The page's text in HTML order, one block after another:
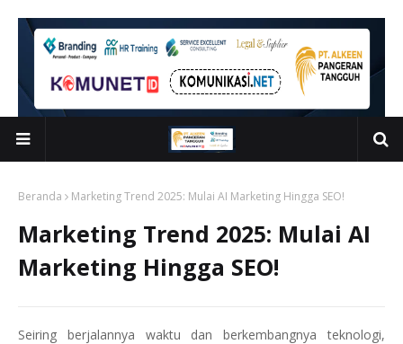
Beranda Marketing Trend 2025: Mulai AI Marketing Hingga SEO!
Marketing Trend 2025: Mulai AI
Marketing Hingga SEO!
Seiring berjalannya waktu dan berkembangnya teknologi,